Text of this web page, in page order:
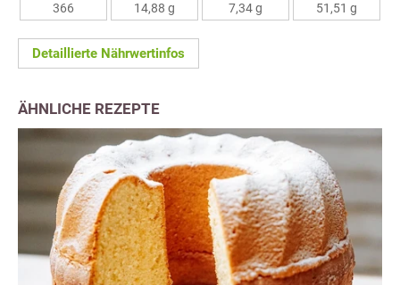
366
14,88 g
7,34 g
51,51 g
Detaillierte Nährwertinfos
ÄHNLICHE REZEPTE